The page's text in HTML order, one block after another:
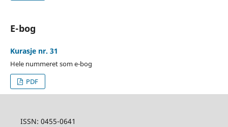
E-bog
Kurasje nr. 31
Hele nummeret som e-bog
PDF
ISSN: 0455-0641